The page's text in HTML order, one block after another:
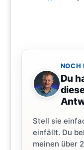
NOCH
Du
Stell sie
einfällt. Du
meinen über